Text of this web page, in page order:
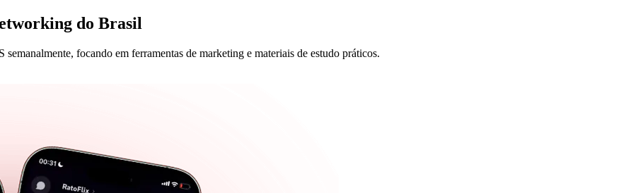
do Brasil
focando em ferramentas de marketing e materiais de estudo práticos.